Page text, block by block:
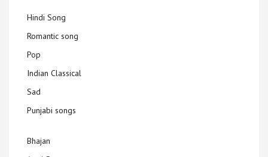
Hindi Song
Romantic song
Pop
Indian Classical
Sad
Punjabi songs
Bhajan